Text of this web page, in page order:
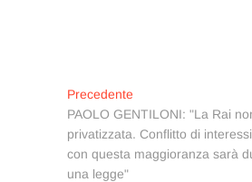
Navigazione
articoli
Precedente
precedente:
PAOLO GENTILONI: "La Rai
privatizzata. Conflitto di
con questa maggioranza sarà
una legge"